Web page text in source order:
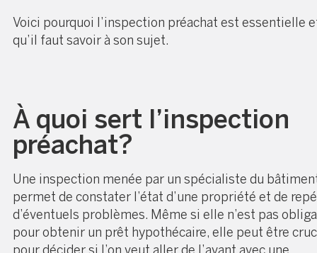
Voici pourquoi l’inspection préachat est essentielle
qu’il faut savoir à son sujet.
À quoi sert l’inspection
préachat?
Une inspection menée par un spécialiste du
permet de constater l’état d’une propriété et de
d’éventuels problèmes. Même si elle n’est pas
pour obtenir un prêt hypothécaire, elle peut être